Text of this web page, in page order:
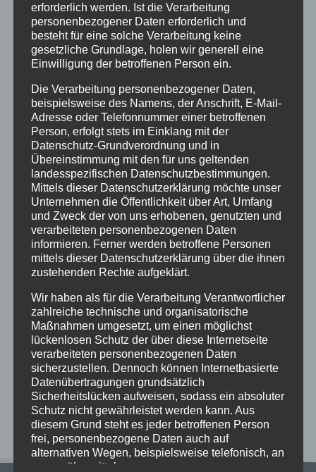
Besucht uns am 30.11.2024, von 9:50 bis 14 Uhr,
beim Tag der offenen Tür. Wir freuen uns darauf,
euch an diesem besonderen Tag begrüßen zu
Eure Bienen-AG
Neueste Beiträge
Einladung zum Sommerkonzert — Stadtgymnasium
Dortmund
Anmeldung für die Übermittagsbetreuung im
Wir verabschieden Herrn Windt in den Ruhestand
Kunst und Kultur bei den alten Griechen
Vorstellungen des Literaturkurses „Darstellendes
Spiel“ in der Aula am Ostwall
Neueste Kommentare
erforderlich werden. Ist die Verarbeitung
personenbezogener Daten erforderlich und
besteht für eine solche Verarbeitung keine
gesetzliche Grundlage, holen wir generell eine
Einwilligung der betroffenen Person ein.
Die Verarbeitung personenbezogener Daten,
beispielsweise des Namens, der Anschrift, E-Mail-
Adresse oder Telefonnummer einer betroffenen
Person, erfolgt stets im Einklang mit der
Datenschutz-Grundverordnung und in
Übereinstimmung mit den für uns geltenden
landesspezifischen Datenschutzbestimmungen.
Mittels dieser Datenschutzerklärung möchte unser
Unternehmen die Öffentlichkeit über Art, Umfang
und Zweck der von uns erhobenen, genutzten und
verarbeiteten personenbezogenen Daten
informieren. Ferner werden betroffene Personen
mittels dieser Datenschutzerklärung über die ihnen
zustehenden Rechte aufgeklärt.
Wir haben als für die Verarbeitung Verantwortlicher
zahlreiche technische und organisatorische
Maßnahmen umgesetzt, um einen möglichst
lückenlosen Schutz der über diese Internetseite
verarbeiteten personenbezogenen Daten
sicherzustellen. Dennoch können Internetbasierte
Datenübertragungen grundsätzlich
Sicherheitslücken aufweisen, sodass ein absoluter
Schutz nicht gewährleistet werden kann. Aus
diesem Grund steht es jeder betroffenen Person
frei, personenbezogene Daten auch auf
alternativen Wegen, beispielsweise telefonisch, an
uns zu übermitteln.